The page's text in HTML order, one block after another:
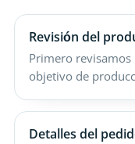
Revisión del
Primero
objetivo de
Detalles del